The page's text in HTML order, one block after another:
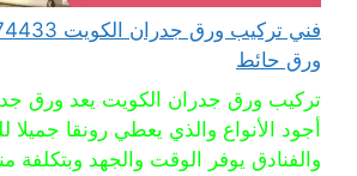
ورق حائط
تركيب ورق جدران الكويت يعد ورق
أجود الأنواع والذي يعطي رونقا جميلا
والفنادق يوفر الوقت والجهد وبتكلفة